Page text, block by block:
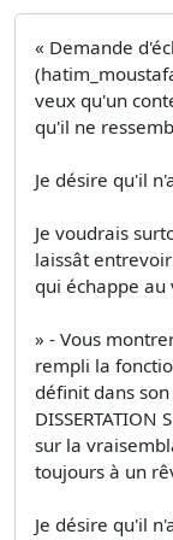
« Demande
(
veux qu'un
qu'il ne
Je désire qu'il
Je voudrais
laissât
qui échappe au
» - Vous
rempli la
définit dans son
sur la
toujours à un
Je désire qu'il